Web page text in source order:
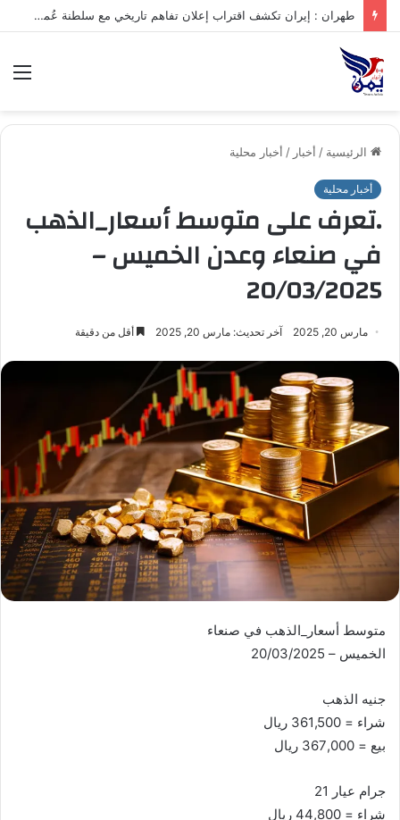
.تعرف على متوسط أسعار الذهب في صنعاء وعدن الخميس – 06/08/2026
الرئيسية / أخبار / أخبار محلية
أخبار محلية
.تعرف على متوسط أسعار_الذهب
في صنعاء وعدن الخميس –
20/03/2025
مارس 20, 2025 آخر تحديث: مارس 20, 2025 أقل من دقيقة
متوسط أسعار_الذهب في صنعاء
الخميس – 20/03/2025
جنيه الذهب
شراء = 361,500 ريال
بيع = 367,000 ريال
جرام عيار 21
شراء = 44,800 ريال